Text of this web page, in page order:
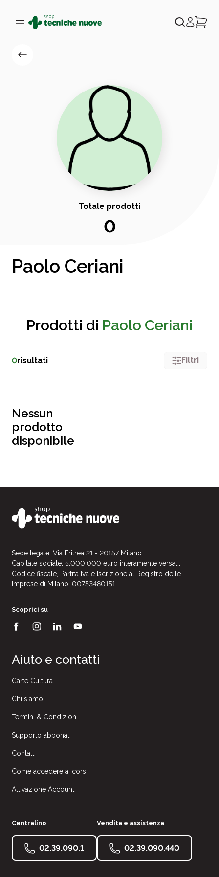
Totale prodotti
0
Paolo Ceriani
Prodotti di Paolo Ceriani
0risultati Filtri
Nessun
prodotto
disponibile
Sede legale: Via Eritrea 21 - 20157 Milano.
Capitale sociale: 5.000.000 euro interamente versati.
Codice fiscale, Partita Iva e Iscrizione al Registro delle
Imprese di Milano: 00753480151
Scoprici su
Aiuto e contatti
Carte Cultura
Chi siamo
Termini & Condizioni
Supporto abbonati
Contatti
Come accedere ai corsi
Attivazione Account
Centralino
02.39.090.1
Vendita e assistenza
02.39.090.440